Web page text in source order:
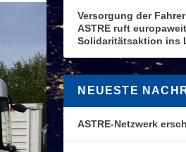
Versorgung der
ASTRE ruft
Solidaritätsaktion ins
NEUESTE
ASTRE-Netzwerk